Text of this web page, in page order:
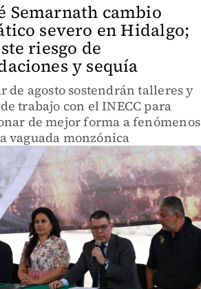
Semarnath cambio
severo en Hidalgo;
riesgo de
y sequía
de agosto sostendrán talleres y
trabajo con el INECC para
de mejor forma a fenómenos
vaguada monzónica